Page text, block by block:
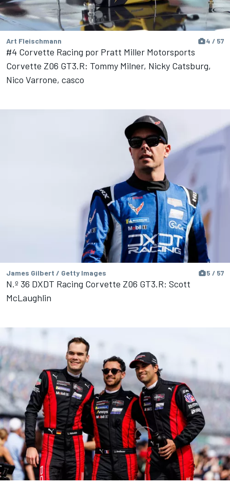
Art Fleischmann 4 / 57
#4 Corvette Racing por Pratt Miller Motorsports
Corvette Z06 GT3.R: Tommy Milner, Nicky Catsburg,
Nico Varrone, casco
James Gilbert / Getty Images 5 / 57
N.º 36 DXDT Racing Corvette Z06 GT3.R: Scott
McLaughlin